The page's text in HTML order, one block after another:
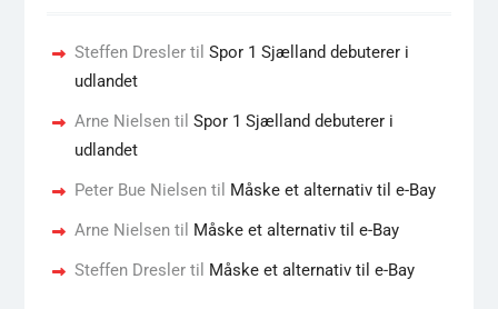
Steffen Dreslertil Spor 1 Sjælland debuterer i
udlandet
Arne Nielsentil Spor 1 Sjælland debuterer i
udlandet
Peter Bue Nielsentil Måske et alternativ til e-Bay
Arne Nielsentil Måske et alternativ til e-Bay
Steffen Dreslertil Måske et alternativ til e-Bay